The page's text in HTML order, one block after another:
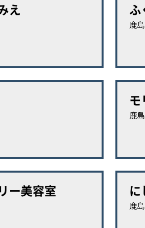
え ふ
鹿島
鹿島
ー美容室
鹿島